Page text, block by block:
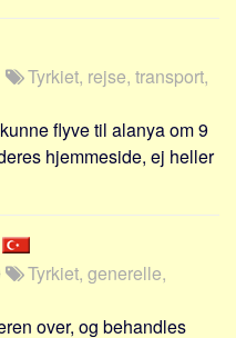
Tyrkiet, rejse, transport,
flyve til alanya om 9
hjemmeside, ej heller
Tyrkiet, generelle,
over, og behandles